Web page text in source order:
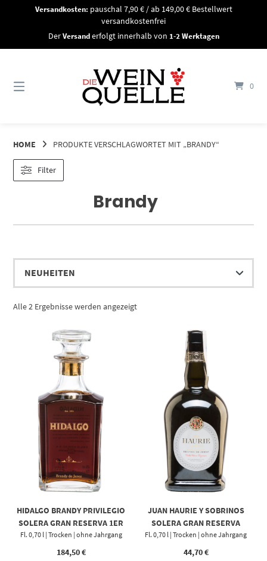
Versandkosten: pauschal 7,90 € / ab 149,00 € Bestellwert
versandkostenfrei
DerVersanderfolgt innerhalb von 1-2 Werktagen
0
HOME PRODUKTE VERSCHLAGWORTET MIT „BRANDY“
Brandy
Filter
Alle 2 Ergebnisse werden angezeigt
HIDALGO BRANDY PRIVILEGIO
SOLERA GRAN RESERVA 1ER
HOLZKISTE
Fl. 0,70 l | Trocken | ohne Jahrgang
184,50€
JUAN HAURIE Y SOBRINOS
SOLERA GRAN RESERVA
BRANDY
Fl. 0,70 l | Trocken | ohne Jahrgang
44,70€